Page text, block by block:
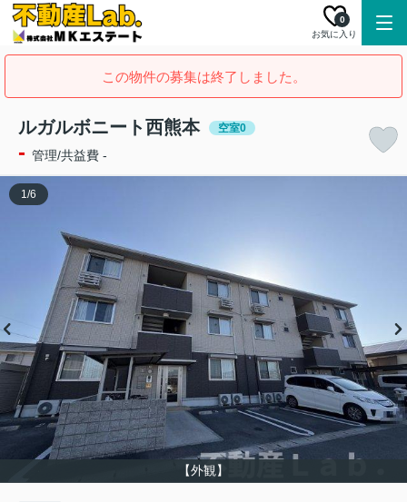
お気に入り
0
この物件の募集は終了しました。
ルガルボニート西熊本 空室0
- 管理/共益費 -
【外観】
1/6